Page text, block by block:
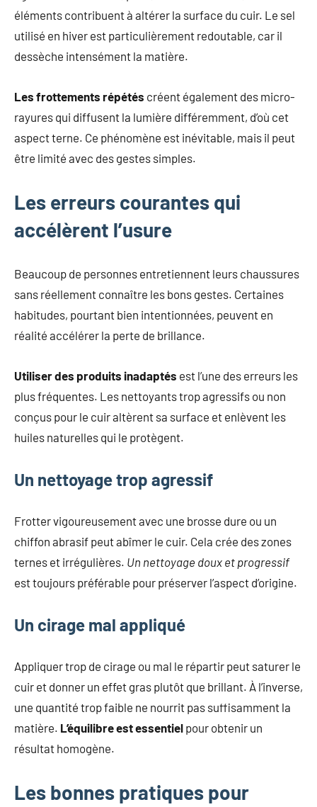
éléments contribuent à altérer la surface du cuir. Le sel
utilisé en hiver est particulièrement redoutable, car il
dessèche intensément la matière.
Les frottements répétés créent également des micro-
rayures qui diffusent la lumière différemment, d’où cet
aspect terne. Ce phénomène est inévitable, mais il peut
être limité avec des gestes simples.
Les erreurs courantes qui
accélèrent l’usure
Beaucoup de personnes entretiennent leurs chaussures
sans réellement connaître les bons gestes. Certaines
habitudes, pourtant bien intentionnées, peuvent en
réalité accélérer la perte de brillance.
Utiliser des produits inadaptés est l’une des erreurs les
plus fréquentes. Les nettoyants trop agressifs ou non
conçus pour le cuir altèrent sa surface et enlèvent les
huiles naturelles qui le protègent.
Un nettoyage trop agressif
Frotter vigoureusement avec une brosse dure ou un
chiffon abrasif peut abîmer le cuir. Cela crée des zones
ternes et irrégulières. Un nettoyage doux et progressif
est toujours préférable pour préserver l’aspect d’origine.
Un cirage mal appliqué
Appliquer trop de cirage ou mal le répartir peut saturer le
cuir et donner un effet gras plutôt que brillant. À l’inverse,
une quantité trop faible ne nourrit pas suffisamment la
matière. L’équilibre est essentiel pour obtenir un
résultat homogène.
Les bonnes pratiques pour